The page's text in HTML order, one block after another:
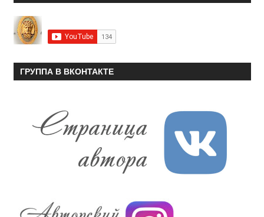
ГРУППА В ВКОНТАКТЕ